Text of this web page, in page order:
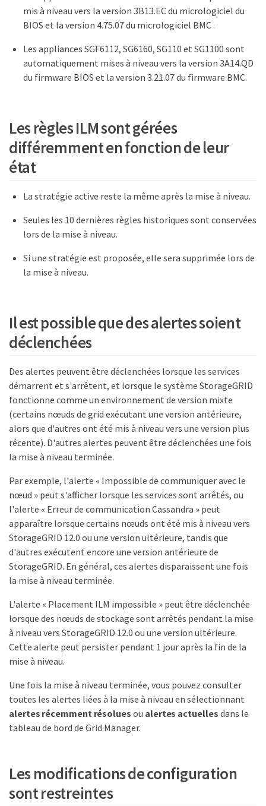
mis à niveau vers la version 3B13.EC du micrologiciel du
BIOS et la version 4.75.07 du micrologiciel BMC .
Les appliances SGF6112, SG6160, SG110 et SG1100 sont
automatiquement mises à niveau vers la version 3A14.QD
du firmware BIOS et la version 3.21.07 du firmware BMC.
Les règles ILM sont gérées
différemment en fonction de leur
état
La stratégie active reste la même après la mise à niveau.
Seules les 10 dernières règles historiques sont conservées
lors de la mise à niveau.
Si une stratégie est proposée, elle sera supprimée lors de
la mise à niveau.
Il est possible que des alertes soient
déclenchées
Des alertes peuvent être déclenchées lorsque les services
démarrent et s'arrêtent, et lorsque le système StorageGRID
fonctionne comme un environnement de version mixte
(certains nœuds de grid exécutant une version antérieure,
alors que d'autres ont été mis à niveau vers une version plus
récente). D'autres alertes peuvent être déclenchées une fois
la mise à niveau terminée.
Par exemple, l'alerte « Impossible de communiquer avec le
nœud » peut s'afficher lorsque les services sont arrêtés, ou
l'alerte « Erreur de communication Cassandra » peut
apparaître lorsque certains nœuds ont été mis à niveau vers
StorageGRID 12.0 ou une version ultérieure, tandis que
d'autres exécutent encore une version antérieure de
StorageGRID. En général, ces alertes disparaissent une fois
la mise à niveau terminée.
L'alerte « Placement ILM impossible » peut être déclenchée
lorsque des nœuds de stockage sont arrêtés pendant la mise
à niveau vers StorageGRID 12.0 ou une version ultérieure.
Cette alerte peut persister pendant 1 jour après la fin de la
mise à niveau.
Une fois la mise à niveau terminée, vous pouvez consulter
toutes les alertes liées à la mise à niveau en sélectionnant
alertes récemment résolues ou alertes actuelles dans le
tableau de bord de Grid Manager.
Les modifications de configuration
sont restreintes